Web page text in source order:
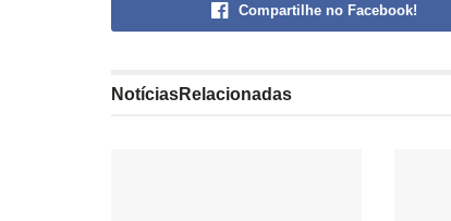
Compartilhe no Facebook!
NotíciasRelacionadas